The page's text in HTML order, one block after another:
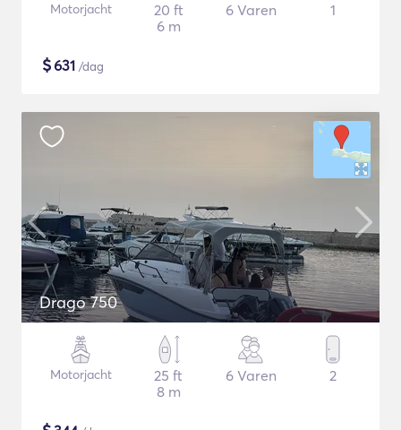
Motorjacht
20 ft
6 m
6 Varen 1
$631 /dag
Drago 750
Motorjacht
25 ft
8 m
6 Varen 2